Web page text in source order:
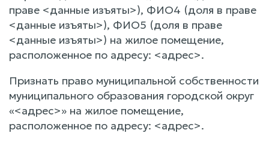
праве <данные изъяты>), ФИО4 (доля в праве
<данные изъяты>), ФИО5 (доля в праве
<данные изъяты>) на жилое помещение,
расположенное по адресу: <адрес>.
Признать право муниципальной собственности
муниципального образования городской округ
«<адрес>» на жилое помещение,
расположенное по адресу: <адрес>.